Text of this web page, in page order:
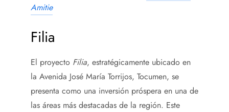
Amitie
Filia
El proyecto Filia, estratégicamente ubicado en
la Avenida José María Torrijos, Tocumen, se
presenta como una inversión próspera en una de
las áreas más destacadas de la región. Este